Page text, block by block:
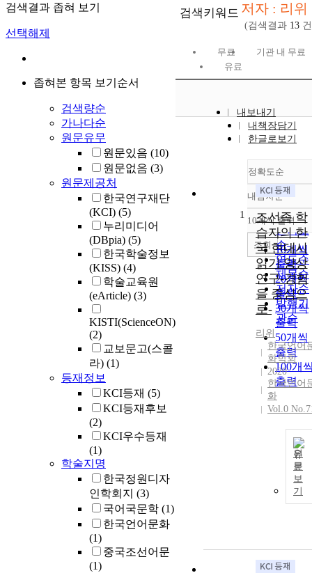
검색결과 좁혀 보기
선택해제
좁혀본 항목 보기순서
검색량순
가나다순
원문유무
원문있음 (10)
원문없음 (3)
원문제공처
한국연구재단
(KCI) (5)
누리미디어
(DBpia) (5)
한국학술정보
(KISS) (4)
학술교육원
(eArticle) (3)
KISTI(ScienceON)
(2)
교보문고(스콜
라) (1)
등재정보
KCI등재 (5)
KCI등재후보
(2)
KCI우수등재
(1)
학술지명
한국정원디자
인학회지 (3)
국어국문학 (1)
한국언어문화
(1)
중국조선어문
(1)
검색키워드 저자 : 리위
(검색결과 13
무료
기관 내 무료
유료
내보내기
내책장담기
한글로보기
정확도순
정확도
순
인기도
순
연도순
제목순
저자순
발행기
관순
내림차순
내림차
10개씩 출력
10개씩
출력
20개씩
출력
30개씩
출력
50개씩
출력
100개
출력
조회
1
조선족 학
습자의 한
국 현대시
읽기 양상
연구-경험
을 중심으
로-
리위
한국언어
화학회
2020
한국언어
화
Vol.0
원
문
보
기